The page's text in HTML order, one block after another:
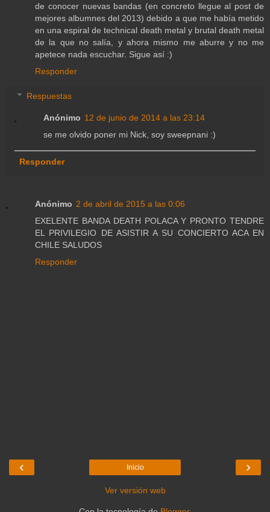
de conocer nuevas bandas (en concreto llegue al post de
mejores albumnes del 2013) debido a que me había metido
en una espiral de technical death metal y brutal death metal
de la que no salía, y ahora mismo me aburre y no me
apetece nada escuchar. Sigue así :)
Responder
Respuestas
Anónimo 12 de junio de 2014 a las 23:14
se me olvido poner mi Nick, soy sweepnani :)
Responder
Anónimo 2 de abril de 2015 a las 0:06
EXELENTE BANDA DEATH POLACA Y PRONTO TENDRE
EL PRIVILEGIO DE ASISTIR A SU CONCIERTO ACA EN
CHILE SALUDOS
Responder
‹ ›
Inicio
Ver versión web